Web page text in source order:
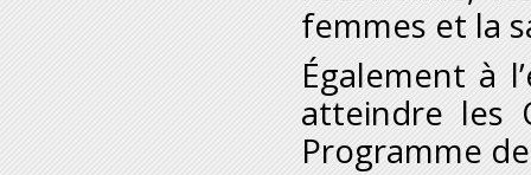
femmes et la
Également à
atteindre les
Programme